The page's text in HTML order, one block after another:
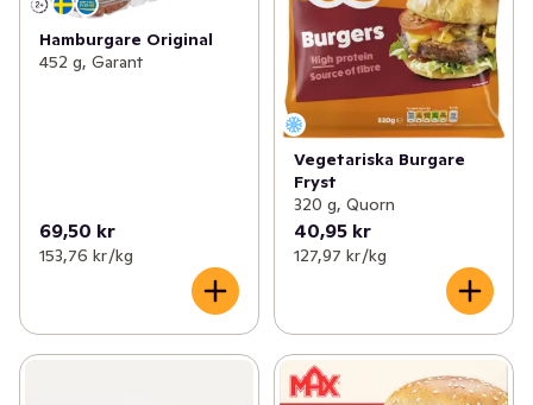
Hamburgare Original
452 g, Garant
69,50 kr
153,76 kr /kg
Vegetariska Burgare
Fryst
320 g, Quorn
40,95 kr
127,97 kr /kg